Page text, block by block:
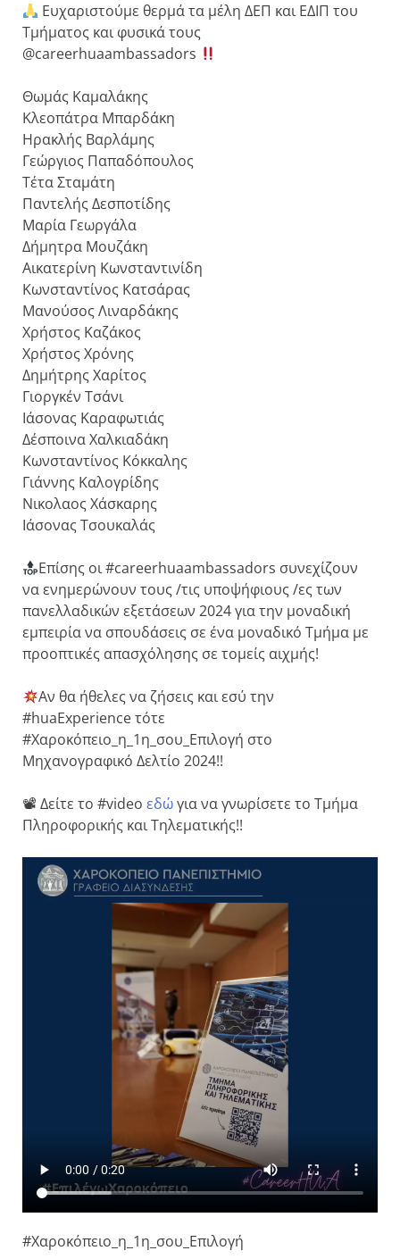
Ευχαριστούμε θερμά τα μέλη ΔΕΠ και ΕΔΙΠ του
Τμήματος και φυσικά τους
@careerhuaambassadors
Θωμάς Καμαλάκης
Κλεοπάτρα Μπαρδάκη
Ηρακλής Βαρλάμης
Γεώργιος Παπαδόπουλος
Τέτα Σταμάτη
Παντελής Δεσποτίδης
Μαρία Γεωργάλα
Δήμητρα Μουζάκη
Αικατερίνη Κωνσταντινίδη
Κωνσταντίνος Κατσάρας
Μανούσος Λιναρδάκης
Χρήστος Καζάκος
Χρήστος Χρόνης
Δημήτρης Χαρίτος
Γιοργκέν Τσάνι
Ιάσονας Καραφωτιάς
Δέσποινα Χαλκιαδάκη
Κωνσταντίνος Κόκκαλης
Γιάννης Καλογρίδης
Νικολαος Χάσκαρης
Ιάσονας Τσουκαλάς
Επίσης οι #careerhuaambassadors συνεχίζουν
να ενημερώνουν τους /τις υποψήφιους /ες των
πανελλαδικών εξετάσεων 2024 για την μοναδική
εμπειρία να σπουδάσεις σε ένα μοναδικό Τμήμα με
προοπτικές απασχόλησης σε τομείς αιχμής!
Αν θα ήθελες να ζήσεις και εσύ την
#huaExperience τότε
#Χαροκόπειο_η_1η_σου_Επιλογή στο
Μηχανογραφικό Δελτίο 2024!!
📽 Δείτε το #video εδώγια να γνωρίσετε το Τμήμα
Πληροφορικής και Τηλεματικής!!
#Χαροκόπειο_η_1η_σου_Επιλογή